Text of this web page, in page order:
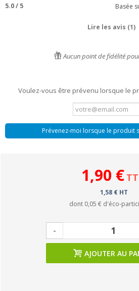
5.0/ 5 Basée
Lire les avis (1)
Aucun point de fidélité
Voulez-vous être prévenu lorsque le
Prévenez-moi lorsque le produit
1,90 €
1,58 € HT
dont 0,05 € d'éco-
-
AJOUTER AU